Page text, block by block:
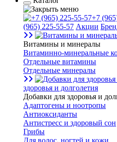
+7
(965) 225-55-57 Акции
Витамины и минералы
Витаминно-минеральные
Отдельные витамины
Отдельные минералы
здоровья и долголетия
Добавки для здоровья и
Адаптогены и ноотропы
Антиоксиданты
Антистресс и здоровый сон
Грибы
Для волос, ногтей и кожи